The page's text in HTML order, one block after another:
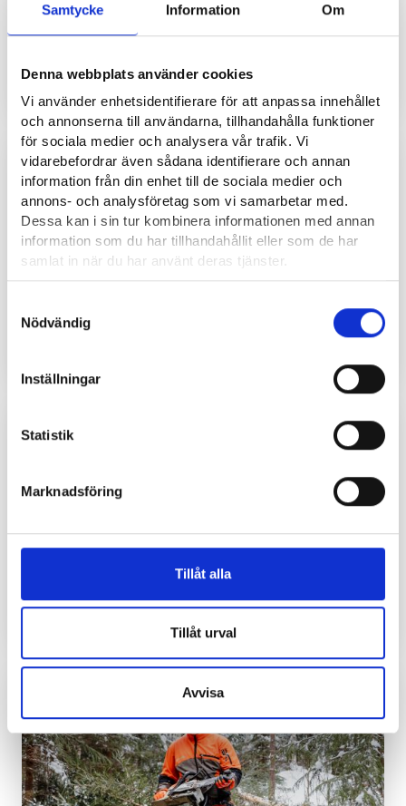
Samtycke Information Om
Denna webbplats använder cookies
Vi använder enhetsidentifierare för att anpassa innehållet
och annonserna till användarna, tillhandahålla funktioner
för sociala medier och analysera vår trafik. Vi
vidarebefordrar även sådana identifierare och annan
information från din enhet till de sociala medier och
annons- och analysföretag som vi samarbetar med.
Dessa kan i sin tur kombinera informationen med annan
information som du har tillhandahållit eller som de har
samlat in när du har använt deras tjänster.
Cookies
Nödvändig
Inställningar
Statistik
Marknadsföring
Tillåt alla
Tillåt urval
Avvisa
Elnätsmontör, regional samordnare
INTERVJU
9.4.2025
Kylmontör
VVS-montör